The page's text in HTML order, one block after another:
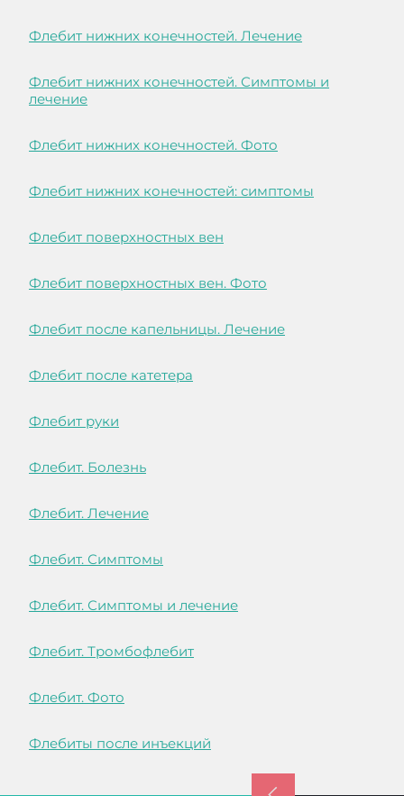
Флебит нижних конечностей. Лечение
Флебит нижних конечностей. Симптомы и
лечение
Флебит нижних конечностей. Фото
Флебит нижних конечностей: симптомы
Флебит поверхностных вен
Флебит поверхностных вен. Фото
Флебит после капельницы. Лечение
Флебит после катетера
Флебит руки
Флебит. Болезнь
Флебит. Лечение
Флебит. Симптомы
Флебит. Симптомы и лечение
Флебит. Тромбофлебит
Флебит. Фото
Флебиты после инъекций